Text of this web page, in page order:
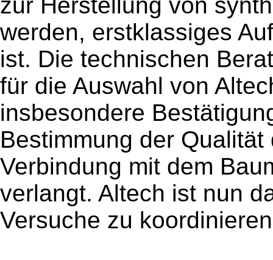
zur Herstellung von
werden, erstklassiges
ist. Die technischen
für die Auswahl von
insbesondere
Bestimmung der
Verbindung mit dem
verlangt. Altech ist nun
Versuche zu